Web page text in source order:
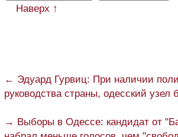
Наверх ↑
← Эдуард Гурвиц: При наличии
руководства страны, одесский узел
→ Выборы в Одессе: кандидат от